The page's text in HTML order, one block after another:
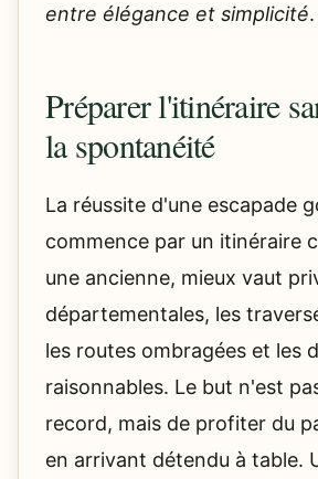
entre élégance et simplicité.
Préparer l'itinéraire
la spontanéité
La réussite d'une escapade
commence par un itinéraire
une ancienne, mieux vaut
départementales, les
les routes ombragées et les
raisonnables. Le but n'est
record, mais de profiter du
en arrivant détendu à table.